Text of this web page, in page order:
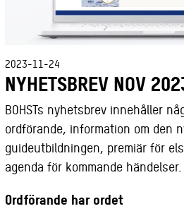
2023-11-24
NYHETSBREV NOV
BOHSTs nyhetsbrev innehåller
ordförande, information om den
guideutbildningen, premiär för
agenda för kommande händelser.
Ordförande har ordet